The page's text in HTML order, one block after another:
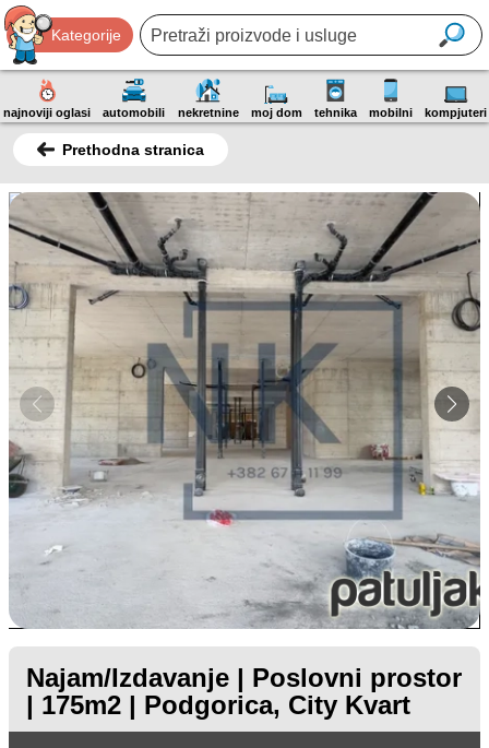
Kategorije
najnoviji oglasi automobili nekretnine moj dom tehnika mobilni kompjuteri
Prethodna stranica
Najam/Izdavanje | Poslovni prostor
| 175m2 | Podgorica, City Kvart